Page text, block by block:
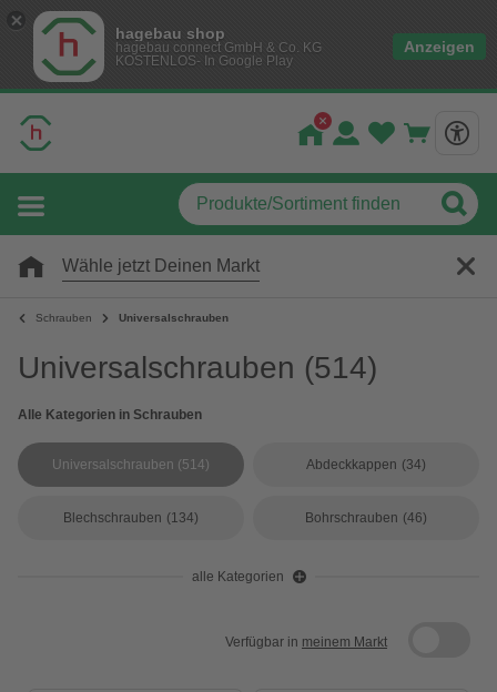
hagebau shop
hagebau connect GmbH & Co. KG
KOSTENLOS- In Google Play
Anzeigen
Wähle jetzt Deinen Markt
Schrauben Universalschrauben
Universalschrauben (514)
Alle Kategorien in Schrauben
Universalschrauben (514) Abdeckkappen (34)
Blechschrauben (134) Bohrschrauben (46)
alle Kategorien
Verfügbar in meinem Markt